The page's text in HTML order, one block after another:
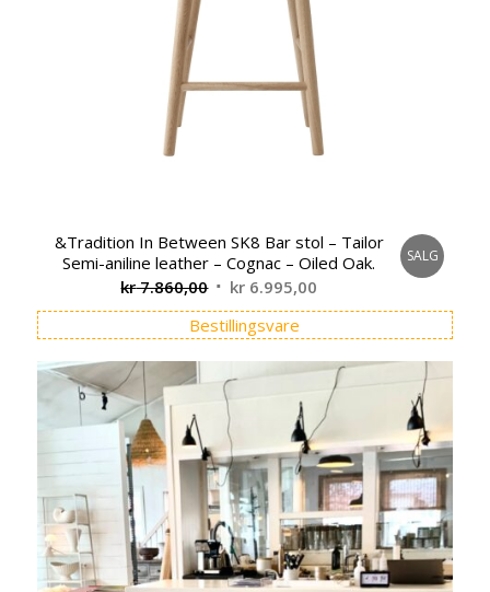
&Tradition In Between SK8 Bar stol – Tailor
Semi-aniline leather – Cognac – Oiled Oak.
kr7.860,00 Opprinnelig
pris
var:
kr 7.860,00.
kr 6.995,00
pris
er:
kr 6.995,00.
SALG
Bestillingsvare